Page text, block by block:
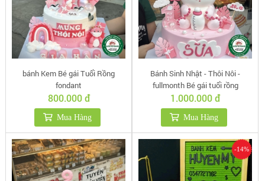
bánh Kem Bé gái Tuổi Rồng
fondant
800.000 đ
Mua Hàng
Bánh Sinh Nhật - Thôi Nôi -
fullmonth Bé gái tuổi rồng
1.000.000 đ
Mua Hàng
-14%